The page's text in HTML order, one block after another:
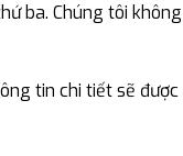
ba. Chúng tôi
tin chi tiết sẽ